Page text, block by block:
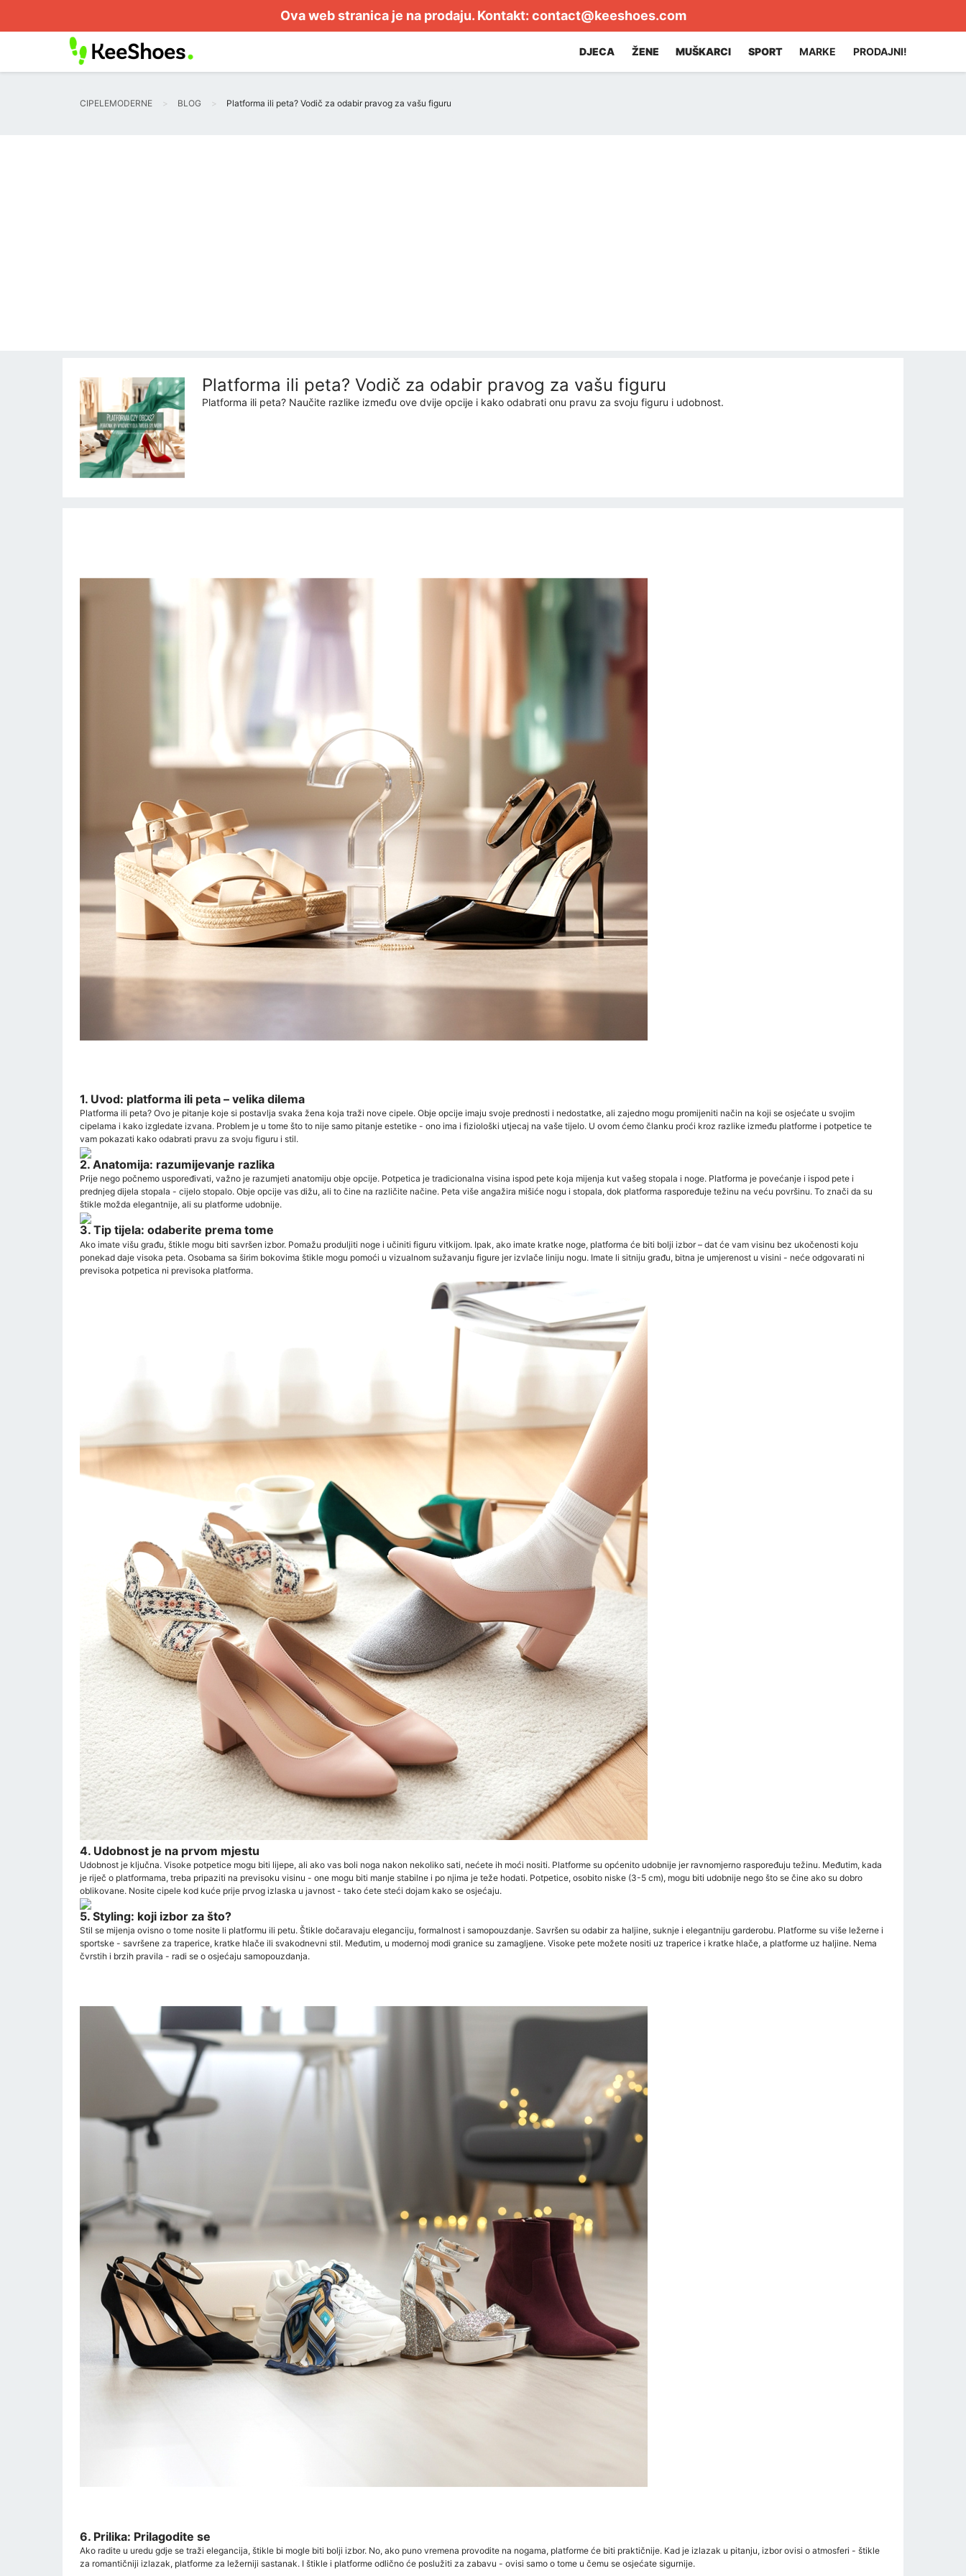
Ova web stranica je na prodaju. Kontakt: contact@keeshoes.com
DJECA ŽENE MUŠKARCI SPORT MARKE PRODAJNI!
CIPELEMODERNE BLOG Platforma ili peta? Vodič za odabir pravog za vašu figuru
Platforma ili peta? Vodič za odabir pravog za vašu figuru
Platforma ili peta? Naučite razlike između ove dvije opcije i kako odabrati onu pravu za svoju figuru i udobnost.
1. Uvod: platforma ili peta – velika dilema
Platforma ili peta? Ovo je pitanje koje si postavlja svaka žena koja traži nove cipele. Obje opcije imaju svoje prednosti i nedostatke, ali zajedno mogu promijeniti način na koji se osjećate u svojim
cipelama i kako izgledate izvana. Problem je u tome što to nije samo pitanje estetike - ono ima i fiziološki utjecaj na vaše tijelo. U ovom ćemo članku proći kroz razlike između platforme i potpetice te
vam pokazati kako odabrati pravu za svoju figuru i stil.
2. Anatomija: razumijevanje razlika
Prije nego počnemo uspoređivati, važno je razumjeti anatomiju obje opcije. Potpetica je tradicionalna visina ispod pete koja mijenja kut vašeg stopala i noge. Platforma je povećanje i ispod pete i
prednjeg dijela stopala - cijelo stopalo. Obje opcije vas dižu, ali to čine na različite načine. Peta više angažira mišiće nogu i stopala, dok platforma raspoređuje težinu na veću površinu. To znači da su
štikle možda elegantnije, ali su platforme udobnije.
3. Tip tijela: odaberite prema tome
Ako imate višu građu, štikle mogu biti savršen izbor. Pomažu produljiti noge i učiniti figuru vitkijom. Ipak, ako imate kratke noge, platforma će biti bolji izbor – dat će vam visinu bez ukočenosti koju
ponekad daje visoka peta. Osobama sa širim bokovima štikle mogu pomoći u vizualnom sužavanju figure jer izvlače liniju nogu. Imate li sitniju građu, bitna je umjerenost u visini - neće odgovarati ni
previsoka potpetica ni previsoka platforma.
4. Udobnost je na prvom mjestu
Udobnost je ključna. Visoke potpetice mogu biti lijepe, ali ako vas boli noga nakon nekoliko sati, nećete ih moći nositi. Platforme su općenito udobnije jer ravnomjerno raspoređuju težinu. Međutim, kada
je riječ o platformama, treba pripaziti na previsoku visinu - one mogu biti manje stabilne i po njima je teže hodati. Potpetice, osobito niske (3-5 cm), mogu biti udobnije nego što se čine ako su dobro
oblikovane. Nosite cipele kod kuće prije prvog izlaska u javnost - tako ćete steći dojam kako se osjećaju.
5. Styling: koji izbor za što?
Stil se mijenja ovisno o tome nosite li platformu ili petu. Štikle dočaravaju eleganciju, formalnost i samopouzdanje. Savršen su odabir za haljine, suknje i elegantniju garderobu. Platforme su više ležerne i
sportske - savršene za traperice, kratke hlače ili svakodnevni stil. Međutim, u modernoj modi granice su zamagljene. Visoke pete možete nositi uz traperice i kratke hlače, a platforme uz haljine. Nema
čvrstih i brzih pravila - radi se o osjećaju samopouzdanja.
6. Prilika: Prilagodite se
Ako radite u uredu gdje se traži elegancija, štikle bi mogle biti bolji izbor. No, ako puno vremena provodite na nogama, platforme će biti praktičnije. Kad je izlazak u pitanju, izbor ovisi o atmosferi - štikle
za romantičniji izlazak, platforme za ležerniji sastanak. I štikle i platforme odlično će poslužiti za zabavu - ovisi samo o tome u čemu se osjećate sigurnije.